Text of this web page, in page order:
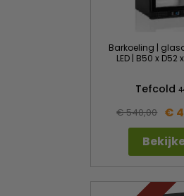
Barkoeling |
LED | B50 x D52
Tefcold
€ 540,00 €